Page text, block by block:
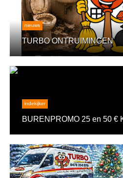
nieuws
TURBO ONTRUIMINGEN
indekijker
BURENPROMO 25 en 50 €